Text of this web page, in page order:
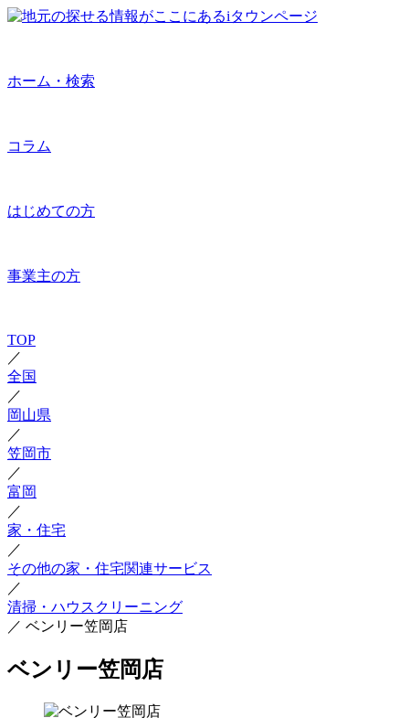
ホーム・検索
コラム
はじめての方
事業主の方
TOP
／
全国
／
岡山県
／
笠岡市
／
富岡
／
家・住宅
／
その他の家・住宅関連サービス
／
清掃・ハウスクリーニング
／ ベンリー笠岡店
ベンリー笠岡店